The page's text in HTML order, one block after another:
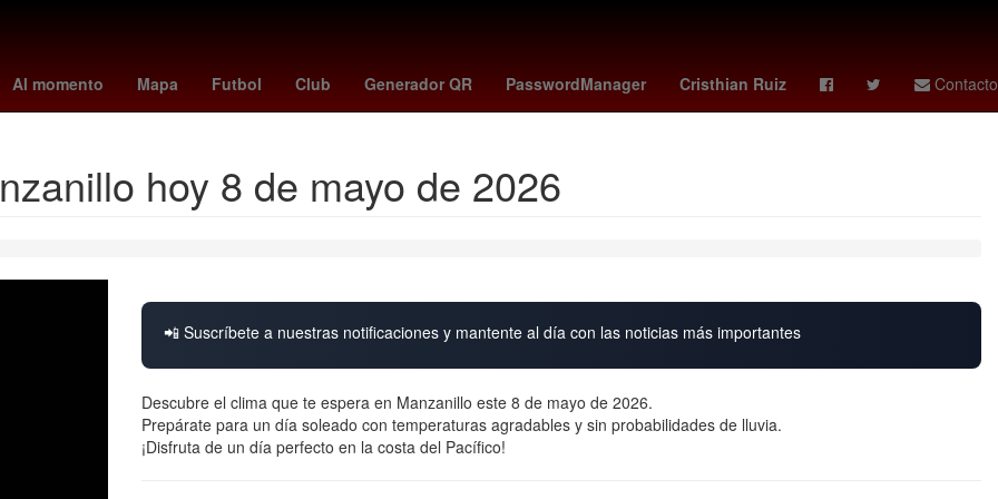
Al momento Mapa Futbol Club Generador QR PasswordManager Cristhian Ruiz Contacto
clima guadalajara Industria Automotriz ESPN sienna miller juarez fc 26 de marzo Puebla de Zaragoza
hoy 8 de mayo de 2026
📲 Suscríbete a nuestras notificaciones y mantente al día con las noticias más importantes
Descubre el clima que te espera en Manzanillo este 8 de mayo de 2026.
Prepárate para un día soleado con temperaturas agradables y sin probabilidades de lluvia.
¡Disfruta de un día perfecto en la costa del Pacífico!